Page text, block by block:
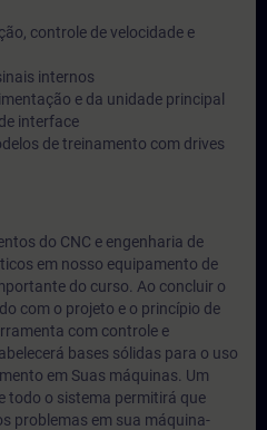
controle de velocidade e
internos
e da unidade principal
interface
de treinamento com drives
do CNC e engenharia de
em nosso equipamento de
do curso. Ao concluir o
com o projeto e o princípio de
com controle e
bases sólidas para o uso
em Suas máquinas. Um
todo o sistema permitirá que
problemas em sua máquina-